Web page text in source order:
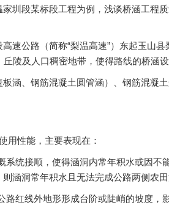
圳段某标段工程为例，浅谈桥涵工程
速公路（简称“梨温高速”）东起玉山
陵及人口稠密地带，使得路线的桥涵
涵、钢筋混凝土圆管涵）、钢筋混凝
用性能，主要表现在：
系统接顺，使得涵洞内常年积水或因
涵洞常年积水且无法完成公路两侧农
路红线外地形形成台阶或陡峭的坡度，